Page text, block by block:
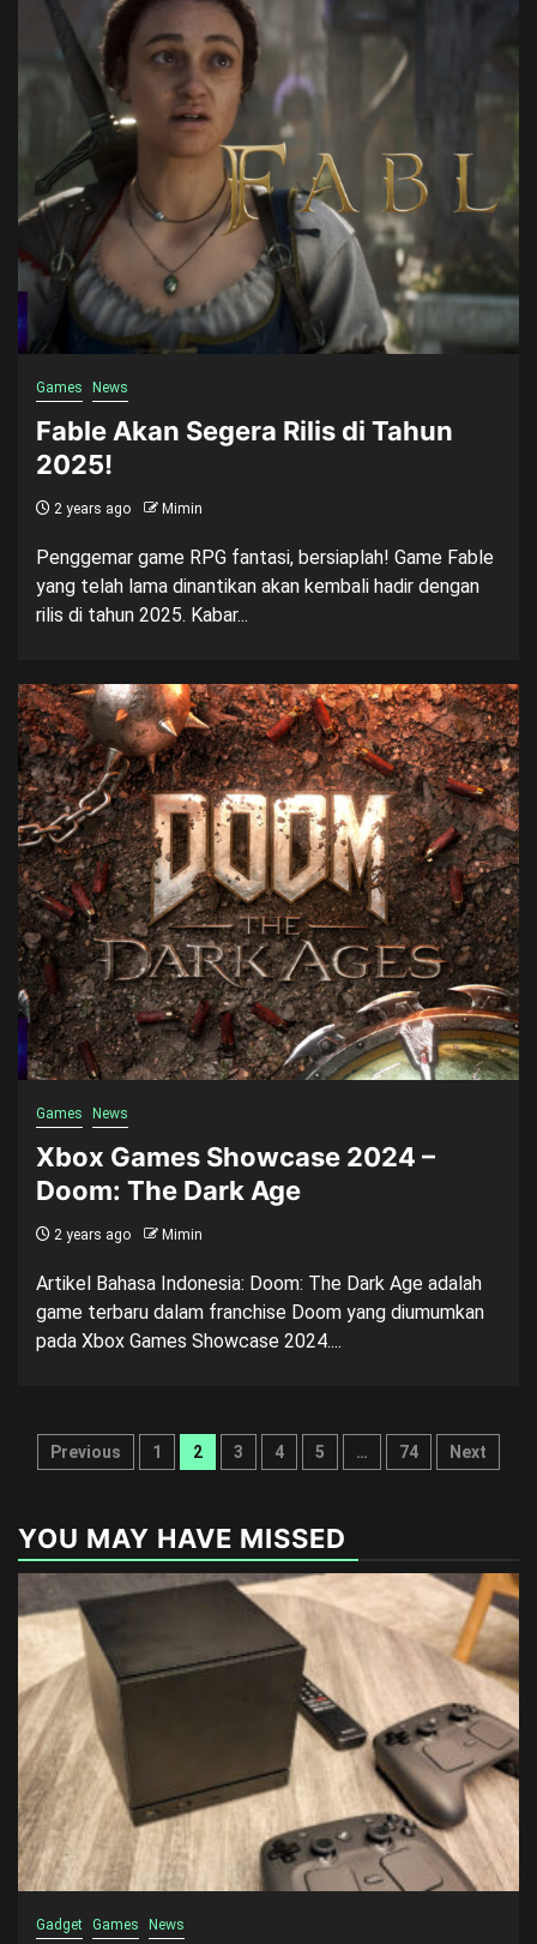
Games News
Fable Akan Segera Rilis di Tahun
2025!
2 years ago Mimin
Penggemar game RPG fantasi, bersiaplah! Game Fable
yang telah lama dinantikan akan kembali hadir dengan
rilis di tahun 2025. Kabar...
Games News
Xbox Games Showcase 2024 –
Doom: The Dark Age
2 years ago Mimin
Artikel Bahasa Indonesia: Doom: The Dark Age adalah
game terbaru dalam franchise Doom yang diumumkan
pada Xbox Games Showcase 2024....
Posts
Previous 1 2 3 4 5 … 74 Next
YOU MAY HAVE MISSED
Gadget Games News